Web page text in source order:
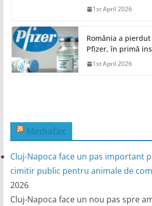
1st April 2026
România a
Pfizer, în primă
1st April 2026
Mediafax
Cluj-Napoca face un pas important
cimitir public pentru animale de
2026
Cluj-Napoca face un nou pas spre